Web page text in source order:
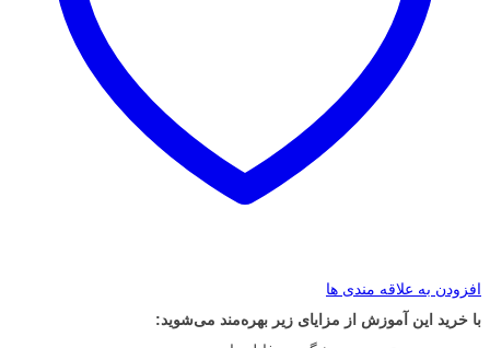
افزودن به علاقه مندی ها
با خرید این آموزش از مزایای زیر بهره‌مند می‌شوید: